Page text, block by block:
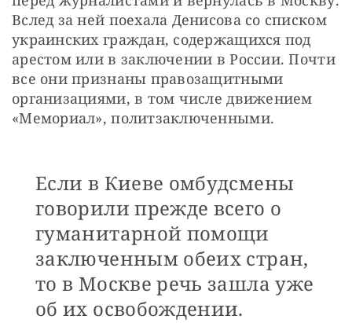
Вслед за ней поехала Денисова со списком
украинских граждан, содержащихся под
арестом или в заключении в России. Почти
все они признаны правозащитными
организациями, в том числе движением
«Мемориал», политзаключенными.
Если в Киеве омбудсмены
говорили прежде всего о
гуманитарной помощи
заключенным обеих стран,
то в Москве речь зашла уже
об их освобождении.